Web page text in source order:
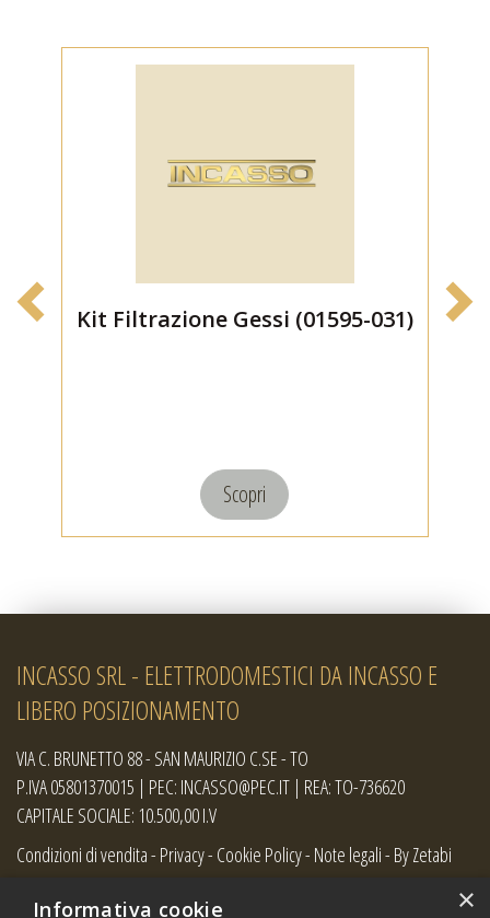
Kit Filtrazione Gessi (01595-031)
Scopri
INCASSO SRL - ELETTRODOMESTICI DA INCASSO E
LIBERO POSIZIONAMENTO
VIA C. BRUNETTO 88 - SAN MAURIZIO C.SE - TO
P.IVA 05801370015 | PEC: INCASSO@PEC.IT | REA: TO-736620
CAPITALE SOCIALE: 10.500,00 I.V
Condizioni di vendita- Privacy- Cookie Policy- Note legali- By Zetabi
×
Informativa cookie